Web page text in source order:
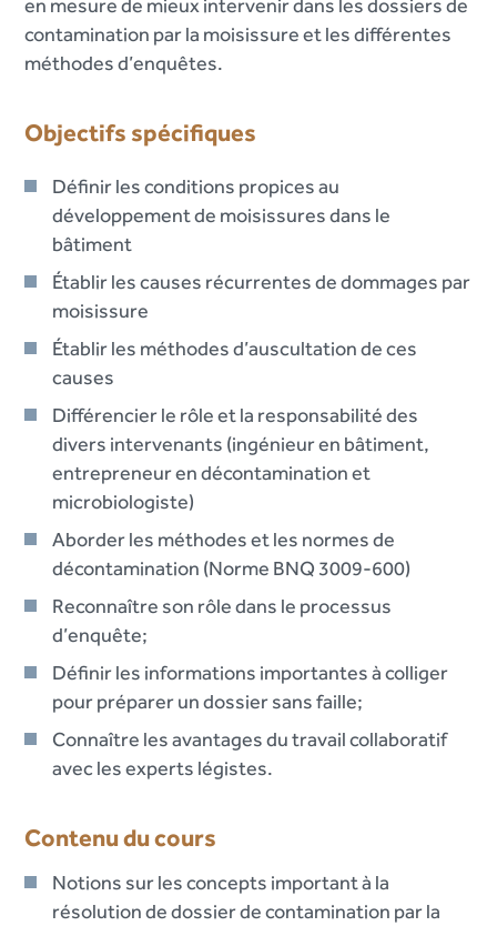
en mesure de mieux intervenir dans les dossiers de
contamination par la moisissure et les différentes
méthodes d’enquêtes.
Objectifs spécifiques
Définir les conditions propices au
développement de moisissures dans le
bâtiment
Établir les causes récurrentes de dommages par
moisissure
Établir les méthodes d’auscultation de ces
causes
Différencier le rôle et la responsabilité des
divers intervenants (ingénieur en bâtiment,
entrepreneur en décontamination et
microbiologiste)
Aborder les méthodes et les normes de
décontamination (Norme BNQ 3009-600)
Reconnaître son rôle dans le processus
d’enquête;
Définir les informations importantes à colliger
pour préparer un dossier sans faille;
Connaître les avantages du travail collaboratif
avec les experts légistes.
Contenu du cours
Notions sur les concepts important à la
résolution de dossier de contamination par la